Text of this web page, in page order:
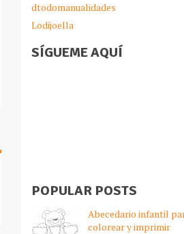
dtodomanualidades
Lodijoella
SÍGUEME AQUÍ
POPULAR POSTS
Abecedario infantil
colorear y imprimir